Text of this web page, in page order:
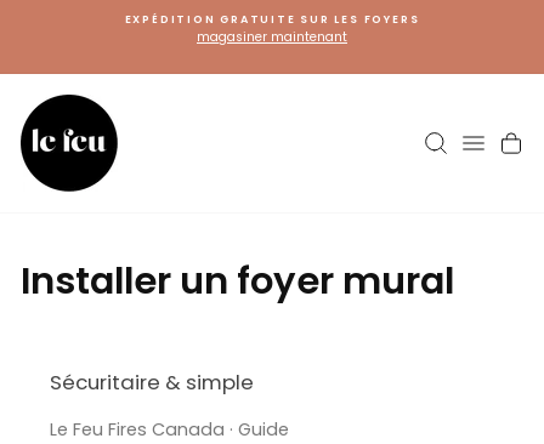
EXPÉDITION GRATUITE SUR LES FOYERS
magasiner maintenant
Installer un foyer mural
Sécuritaire & simple
Le Feu Fires Canada · Guide